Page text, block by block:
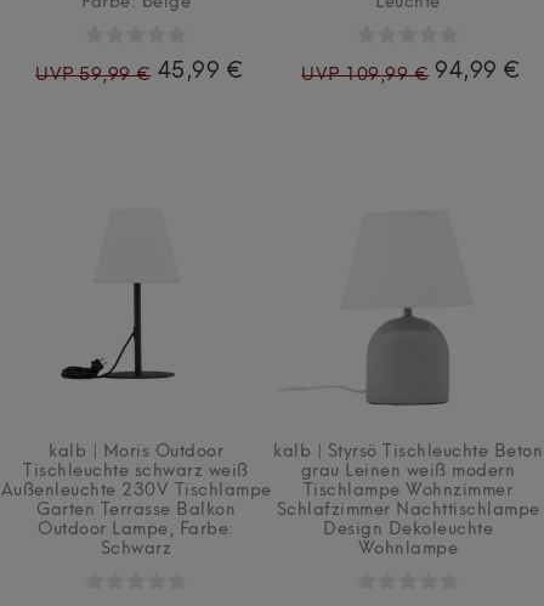
UVP 59,99 € 45,99 € UVP 109,99 € 94,99 €
kalb | Moris Outdoor
Tischleuchte schwarz weiß
Außenleuchte 230V Tischlampe
Garten Terrasse Balkon
Outdoor Lampe , Farbe:
Schwarz
kalb | Styrsö Tischleuchte Beton
grau Leinen weiß modern
Tischlampe Wohnzimmer
Schlafzimmer Nachttischlampe
Design Dekoleuchte
Wohnlampe